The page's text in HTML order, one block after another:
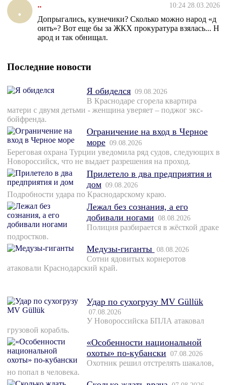
. .. 10:24 28.03.2026
Допрыгались, кузнечики? Сколько можно народ «д
оить»? Вот еще бы за ЖКХ прокуратура взялась... Н
арод и так обнищал.
Последние новости
Я обиделся 09.08.2026
В Краснодаре сгорела квартира
матери с двумя детьми - женщина уверяет – поджог экс-
бойфренда.
Ограничение на вход в Черное
море 09.08.2026
Береговая охрана Турции уведомила ряд судов, следующих в
Новороссийск, что не выдает разрешения на проход.
Прилетело в два предприятия и
дом 09.08.2026
Подробности удара по Краснодарскому краю.
Лежал без сознания, а его
добивали ногами 08.08.2026
Полиция разбирается в жёсткой драке
подростков.
Медузы-гиганты 08.08.2026
Сотни ядовитых корнеротов
атаковали Краснодарский край.
Удар по сухогрузу MV Güllük
07.08.2026
У Новороссийска БПЛА атаковал
грузовой корабль.
«Особенности национальной
охоты» по-кубански 07.08.2026
Охотник решил отстрелять шакалов,
но попал в человека.